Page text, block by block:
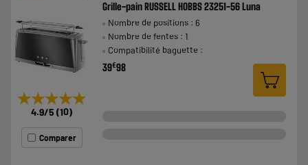
★★★★★
★★★★★
4.9/5 (10)
Comparer
Grille-pain RUSSELL HOBBS 23251-56 Luna
Nombre de positions : 6
Nombre de fentes : 1
Compatibilité baguette :
39€98